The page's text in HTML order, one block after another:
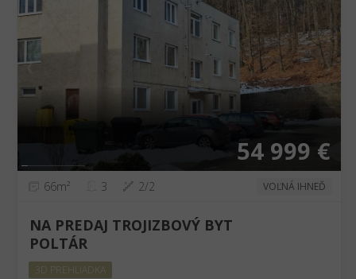
❮ ❯
54 999 €
66m² 3 2/2 VOĽNÁ IHNEĎ
NA PREDAJ TROJIZBOVÝ BYT
POLTÁR
3D PREHLIADKA